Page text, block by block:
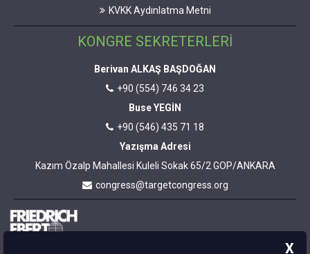
X
KVKK Aydınlatma Metni
KONGRE SEKRETERLERİ
Berivan ALKAŞ BAŞDOĞAN
+90 (554) 746 34 23
Buse YEGİN
+90 (546) 435 71 18
Yazışma Adresi
Kazım Özalp Mahallesi Kuleli Sokak 65/2 GOP/ANKARA
congress@targetcongress.org